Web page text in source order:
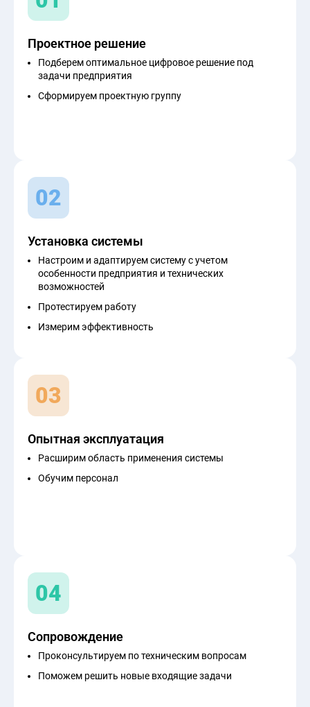
Проектное решение
Подберем оптимальное цифровое решение под
задачи предприятия
Сформируем проектную группу
02
Установка системы
Настроим и адаптируем систему с учетом
особенности предприятия и технических
возможностей
Протестируем работу
Измерим эффективность
03
Опытная эксплуатация
Расширим область применения системы
Обучим персонал
04
Сопровождение
Проконсультируем по техническим вопросам
Поможем решить новые входящие задачи